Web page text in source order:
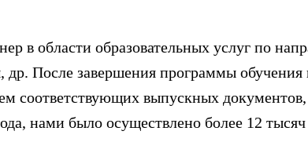
в области образовательных услуг по
После завершения программы
соответствующих выпускных
нами было осуществлено более 12